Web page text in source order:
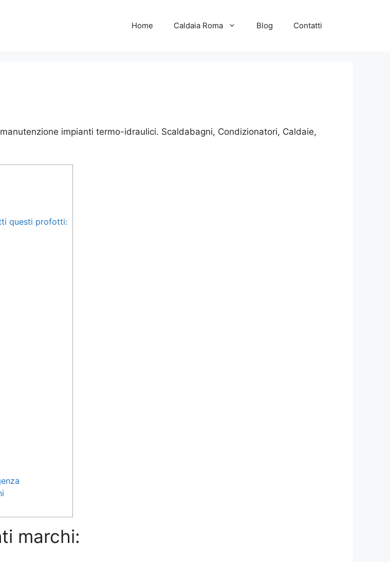
Home Caldaia Roma Blog Contatti
impianti termo-idraulici. Scaldabagni, Condizionatori, Caldaie,
questi profotti:
marchi: